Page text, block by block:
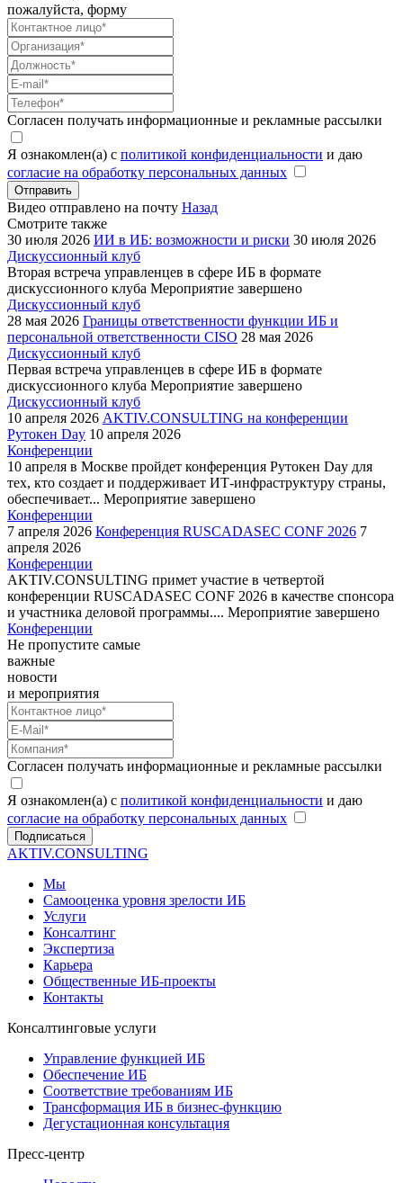
пожалуйста, форму
Согласен получать информационные и рекламные рассылки
Я ознакомлен(а) с политикой конфиденциальности и даю
согласие на обработку персональных данных
Отправить
Видео отправлено на почту Назад
Смотрите также
30 июля 2026 ИИ в ИБ: возможности и риски 30 июля 2026
Дискуссионный клуб
Вторая встреча управленцев в сфере ИБ в формате
дискуссионного клуба Мероприятие завершено
Дискуссионный клуб
28 мая 2026 Границы ответственности функции ИБ и
персональной ответственности CISO 28 мая 2026
Дискуссионный клуб
Первая встреча управленцев в сфере ИБ в формате
дискуссионного клуба Мероприятие завершено
Дискуссионный клуб
10 апреля 2026 AKTIV.CONSULTING на конференции
Рутокен Day 10 апреля 2026
Конференции
10 апреля в Москве пройдет конференция Рутокен Day для
тех, кто создает и поддерживает ИТ-инфраструктуру страны,
обеспечивает... Мероприятие завершено
Конференции
7 апреля 2026 Конференция RUSCADASEC CONF 2026 7
апреля 2026
Конференции
AKTIV.CONSULTING примет участие в четвертой
конференции RUSCADASEC CONF 2026 в качестве спонсора
и участника деловой программы.... Мероприятие завершено
Конференции
Не пропустите самые
важные
новости
и мероприятия
Согласен получать информационные и рекламные рассылки
Я ознакомлен(а) с политикой конфиденциальности и даю
согласие на обработку персональных данных
Подписаться
AKTIV.CONSULTING
Мы
Самооценка уровня зрелости ИБ
Услуги
Консалтинг
Экспертиза
Карьера
Общественные ИБ-проекты
Контакты
Консалтинговые услуги
Управление функцией ИБ
Обеспечение ИБ
Соответствие требованиям ИБ
Трансформация ИБ в бизнес-функцию
Дегустационная консультация
Пресс-центр